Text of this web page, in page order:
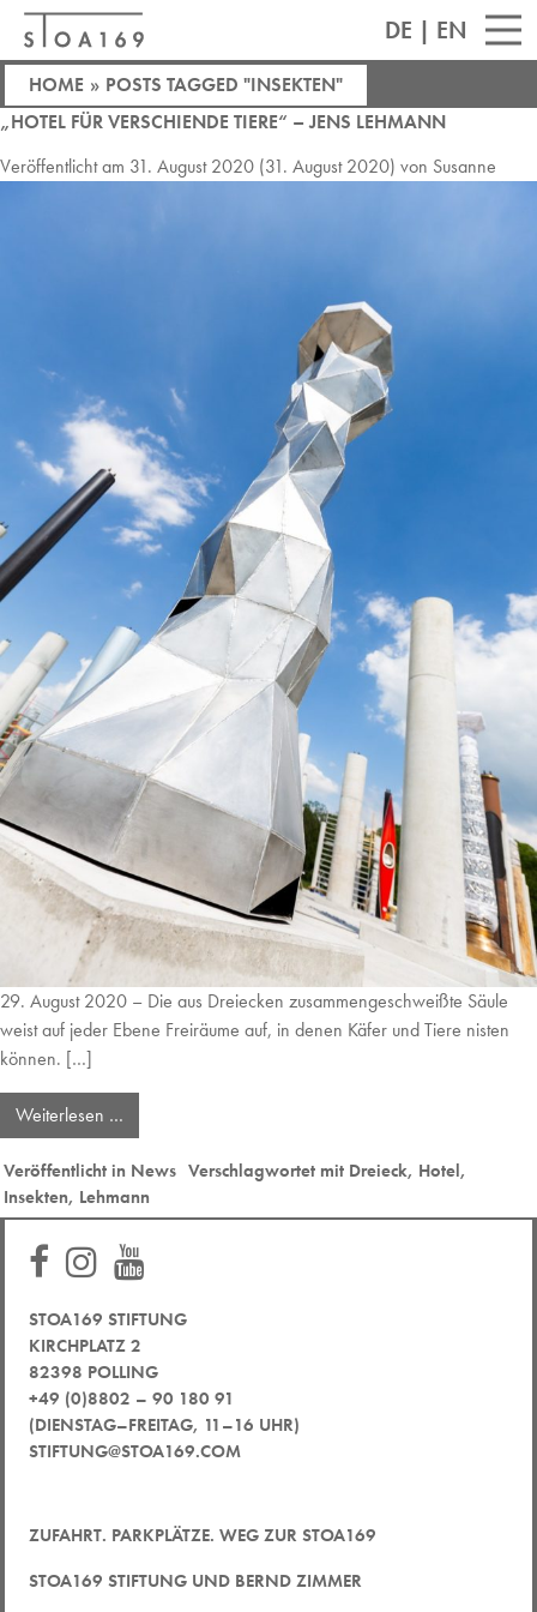
DE | EN
HOME » POSTS TAGGED "INSEKTEN"
„HOTEL FÜR VERSCHIENDE TIERE“ – JENS LEHMANN
Veröffentlicht am 31. August 2020 (31. August 2020) von Susanne
29. August 2020 – Die aus Dreiecken zusammengeschweißte Säule
weist auf jeder Ebene Freiräume auf, in denen Käfer und Tiere nisten
können. […]
Weiterlesen …
Veröffentlicht in News Verschlagwortet mit Dreieck, Hotel,
Insekten, Lehmann
STOA169 STIFTUNG
KIRCHPLATZ 2
82398 POLLING
+49 (0)8802 – 90 180 91
(DIENSTAG–FREITAG, 11–16 UHR)
STIFTUNG@STOA169.COM
ZUFAHRT. PARKPLÄTZE. WEG ZUR STOA169
STOA169 STIFTUNG UND BERND ZIMMER